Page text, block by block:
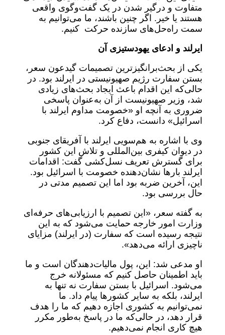
متفاوت و درگیر شدن در یک گفت‌وگوی واقعی
هستند یا خیر. اگر چنین باشند، ما می‌توانیم به
سمت راه‌حل‌های سازنده حرکت کنیم.
ایرلند و ادعای یهودستیزی آن
یکی از بحث‌برانگیزترین تصمیمات گیدعون سعر،
بستن سفارت رژیم صهیونیستی در ایرلند بود. در
حالی‌که این اقدام باعث ایجاد بحث‌های زیادی
شد، وزیر صهیونیست از آن به‌عنوان پاسخی
ضروری به آنچه او «خصومت مداوم ایرلند با
اسرائیل» دانست، دفاع کرد.
وی با اشاره به هم‌سویی ایرلند با آفریقای جنوبی
در دیوان کیفری بین‌المللی و تلاش این کشور
برای گسترش تعریف نسل‌کشی گفت: اقدامات
ایرلند بارها نشان‌دهنده خصومت با اسرائیل بود.
این، آخرین ضربه بود اما این تصمیم مدتی در
حال بررسی بود.
به گفته سعر، «این تصمیم با ارزیابی‌های حرفه‌ای
وزارت امور خارجه حمایت می‌شود که به این
نتیجه رسیده است که سفارت (در ایرلند) مزایای
ناچیزی ارائه می‌دهد».
او مدعی شد: این، پول مالیات‌دهندگان است و ما
باید اطمینان حاصل کنیم که مسئولانه خرج
می‌شود. اسرائیل با بستن سفارت نه تنها به
ایرلند، بلکه به سایر کشورها پیام داد. ما
نمی‌توانیم به کشوری اجازه دهیم که ما را هدف
قرار دهد، در حالی‌که ما در پاسخ به‌طور مکرر
هیچ کاری انجام نمی‌دهیم.